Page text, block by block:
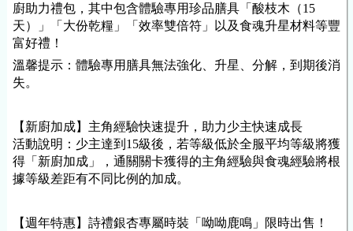
廚助力禮包，其中包含體驗專用珍品膳具「酸枝木（15
天）」「大份乾糧」「效率雙倍符」以及食魂升星材料等豐
富好禮！
溫馨提示：體驗專用膳具無法強化、升星、分解，到期後消
失。
【新廚加成】主角經驗快速提升，助力少主快速成長
活動說明：少主達到15級後，若等級低於全服平均等級將獲
得「新廚加成」，通關關卡獲得的主角經驗與食魂經驗將根
據等級差距有不同比例的加成。
【週年特惠】詩禮銀杏專屬時裝「呦呦鹿鳴」限時出售！